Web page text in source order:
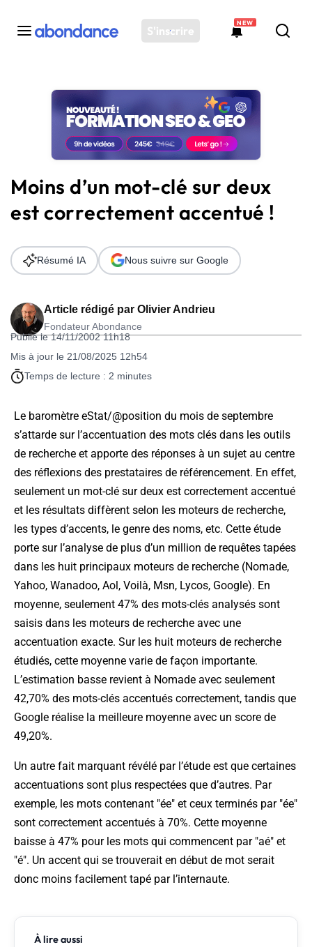
S'inscrire
NEW
Toutes les actus
Actus SEO
Plateforme
Solutions
Ressources
Audit SEO
Moins d’un mot-clé sur deux
est correctement accentué !
Article rédigé par Olivier Andrieu
Fondateur Abondance
Publié le 14/11/2002 11h18
Mis à jour le 21/08/2025 12h54
Temps de lecture : 2 minutes
Résumé IA Nous suivre sur Google
Le baromètre eStat/@position du mois de septembre
s’attarde sur l’accentuation des mots clés dans les outils
de recherche et apporte des réponses à un sujet au centre
des réflexions des prestataires de référencement. En effet,
seulement un mot-clé sur deux est correctement accentué
et les résultats diffèrent selon les moteurs de recherche,
les types d’accents, le genre des noms, etc. Cette étude
porte sur l’analyse de plus d’un million de requêtes tapées
dans les huit principaux moteurs de recherche (Nomade,
Yahoo, Wanadoo, Aol, Voilà, Msn, Lycos, Google). En
moyenne, seulement 47% des mots-clés analysés sont
saisis dans les moteurs de recherche avec une
accentuation exacte. Sur les huit moteurs de recherche
étudiés, cette moyenne varie de façon importante.
L’estimation basse revient à Nomade avec seulement
42,70% des mots-clés accentués correctement, tandis que
Google réalise la meilleure moyenne avec un score de
49,20%.
Un autre fait marquant révélé par l’étude est que certaines
accentuations sont plus respectées que d’autres. Par
exemple, les mots contenant "ée" et ceux terminés par "ée"
sont correctement accentués à 70%. Cette moyenne
baisse à 47% pour les mots qui commencent par "aé" et
"é". Un accent qui se trouverait en début de mot serait
donc moins facilement tapé par l’internaute.
À lire aussi